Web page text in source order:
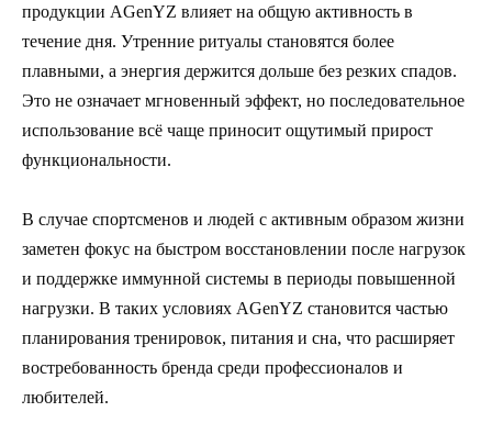
продукции AGenYZ влияет на общую активность в
течение дня. Утренние ритуалы становятся более
плавными, а энергия держится дольше без резких спадов.
Это не означает мгновенный эффект, но последовательное
использование всё чаще приносит ощутимый прирост
функциональности.
В случае спортсменов и людей с активным образом жизни
заметен фокус на быстром восстановлении после нагрузок
и поддержке иммунной системы в периоды повышенной
нагрузки. В таких условиях AGenYZ становится частью
планирования тренировок, питания и сна, что расширяет
востребованность бренда среди профессионалов и
любителей.